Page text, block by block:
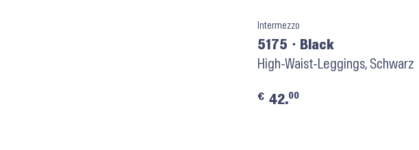
Intermezzo
5175 ⬝ Black
High-Waist-Leggings, Schwarz
€ 42.00